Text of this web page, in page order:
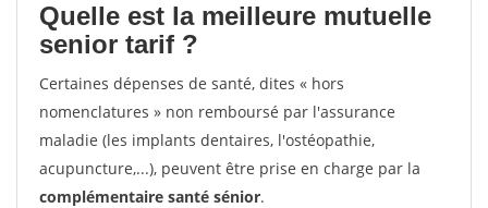
Quelle est la meilleure mutuelle
senior tarif ?
Certaines dépenses de santé, dites « hors
nomenclatures » non remboursé par l'assurance
maladie (les implants dentaires, l'ostéopathie,
acupuncture,...), peuvent être prise en charge par la
complémentaire santé sénior.